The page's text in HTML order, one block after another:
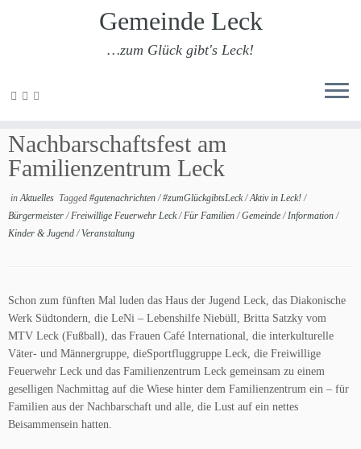
Zum
Gemeinde Leck
…zum Glück gibt's Leck!
Nachbarschaftsfest am
Familienzentrum Leck
inAktuelles Tagged #gutenachrichten/#zumGlückgibtsLeck/Aktiv in Leck!/
Bürgermeister/Freiwillige Feuerwehr Leck/Für Familien/Gemeinde/Information/
Kinder & Jugend/Veranstaltung
Schon zum fünften Mal luden das Haus der Jugend Leck, das Diakonische
Werk Südtondern, die LeNi – Lebenshilfe Niebüll, Britta Satzky vom
MTV Leck (Fußball), das Frauen Café International, die interkulturelle
Väter- und Männergruppe, dieSportfluggruppe Leck, die Freiwillige
Feuerwehr Leck und das Familienzentrum Leck gemeinsam zu einem
geselligen Nachmittag auf die Wiese hinter dem Familienzentrum ein – für
Familien aus der Nachbarschaft und alle, die Lust auf ein nettes
Beisammensein hatten.